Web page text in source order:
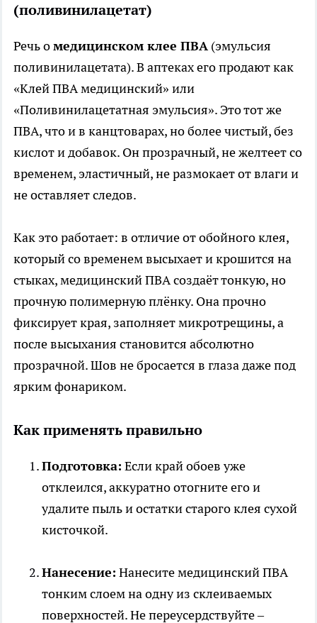
(поливинилацетат)
Речь омедицинском клее ПВА (эмульсия
поливинилацетата). В аптеках его продают как
«Клей ПВА медицинский» или
«Поливинилацетатная эмульсия». Это тот же
ПВА, что и в канцтоварах, но более чистый, без
кислот и добавок. Он прозрачный, не желтеет со
временем, эластичный, не размокает от влаги и
не оставляет следов.
Как это работает: в отличие от обойного клея,
который со временем высыхает и крошится на
стыках, медицинский ПВА создаёт тонкую, но
прочную полимерную плёнку. Она прочно
фиксирует края, заполняет микротрещины, а
после высыхания становится абсолютно
прозрачной. Шов не бросается в глаза даже под
ярким фонариком.
Как применять правильно
Подготовка: Если край обоев уже
отклеился, аккуратно отогните его и
удалите пыль и остатки старого клея сухой
кисточкой.
Нанесение: Нанесите медицинский ПВА
тонким слоем на одну из склеиваемых
поверхностей. Не переусердствуйте –